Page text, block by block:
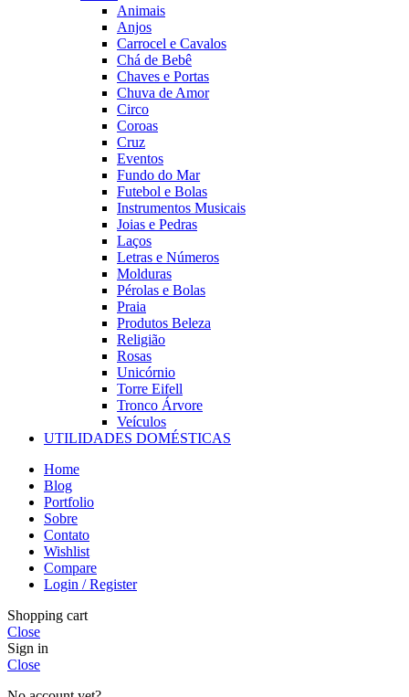
Animais
Anjos
Carrocel e Cavalos
Chá de Bebê
Chaves e Portas
Chuva de Amor
Circo
Coroas
Cruz
Eventos
Fundo do Mar
Futebol e Bolas
Instrumentos Musicais
Joias e Pedras
Laços
Letras e Números
Molduras
Pérolas e Bolas
Praia
Produtos Beleza
Religião
Rosas
Unicórnio
Torre Eifell
Tronco Árvore
Veículos
UTILIDADES DOMÉSTICAS
Home
Blog
Portfolio
Sobre
Contato
Wishlist
Compare
Login / Register
Shopping cart
Close
Sign in
Close